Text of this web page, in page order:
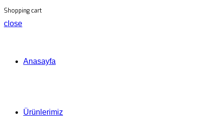
Shopping cart
close
Anasayfa
Ürünlerimiz